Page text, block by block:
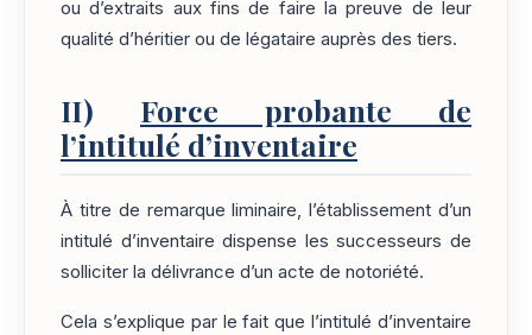
ou d’extraits aux fins de faire la preuve de leur
qualité d’héritier ou de légataire auprès des tiers.
II) Force probante de
l’intitulé d’inventaire
À titre de remarque liminaire, l’établissement d’un
intitulé d’inventaire dispense les successeurs de
solliciter la délivrance d’un acte de notoriété.
Cela s’explique par le fait que l’intitulé d’inventaire